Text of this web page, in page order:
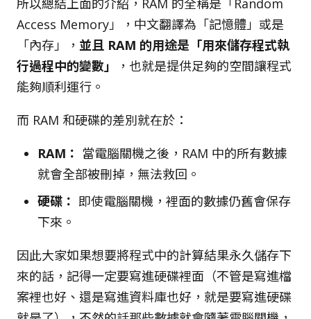
Access Memory」，中文翻譯為「記憶體」或是
「內存」， 並且 RAM 的用途是「用來儲存程式執
行過程中的變數」
，也就是提供足夠的空間讓程式
能夠順利運行。
而 RAM 和硬碟的差別就在於：
RAM： 當電腦關機之後，RAM 中的所有數據
就會全部被刪掉，無法救回。
硬碟： 即使電腦關機，裡面的數據仍舊會保存
下來。
因此大家如果想要將程式中的計算結果永久儲存下
來的話，記得一定要寫進硬碟裡面（不管是寫進檔
案裡也好、還是寫進資料庫也好，就是要寫進硬碟